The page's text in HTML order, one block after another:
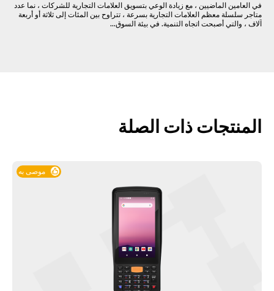
في العامين الماضيين ، مع زيادة الوعي بتسويق العلامات التجارية للشركات ، نما عدد
متاجر سلسلة معظم العلامات التجارية بسرعة ، تتراوح بين المئات إلى ثلاثة أو أربعة
آلاف ، والتي أصبحت اتجاه التنمية. في بيئة السوق...
المنتجات ذات الصلة
موصى به